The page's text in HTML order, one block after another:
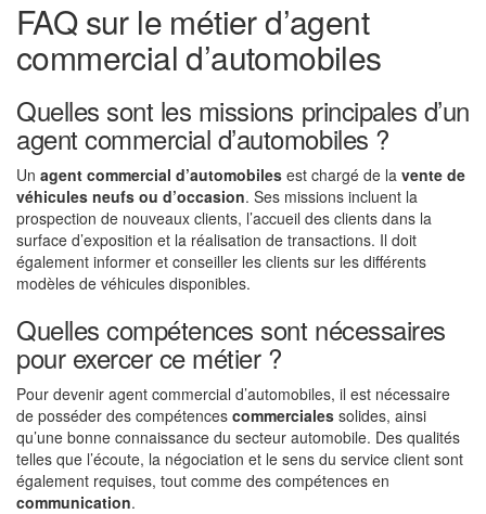
FAQ sur le métier d’agent
commercial d’automobiles
Quelles sont les missions principales d’un
agent commercial d’automobiles ?
Un agent commercial d’automobiles est chargé de la vente de
véhicules neufs ou d’occasion. Ses missions incluent la
prospection de nouveaux clients, l’accueil des clients dans la
surface d’exposition et la réalisation de transactions. Il doit
également informer et conseiller les clients sur les différents
modèles de véhicules disponibles.
Quelles compétences sont nécessaires
pour exercer ce métier ?
Pour devenir agent commercial d’automobiles, il est nécessaire
de posséder des compétences commerciales solides, ainsi
qu’une bonne connaissance du secteur automobile. Des qualités
telles que l’écoute, la négociation et le sens du service client sont
également requises, tout comme des compétences en
communication.